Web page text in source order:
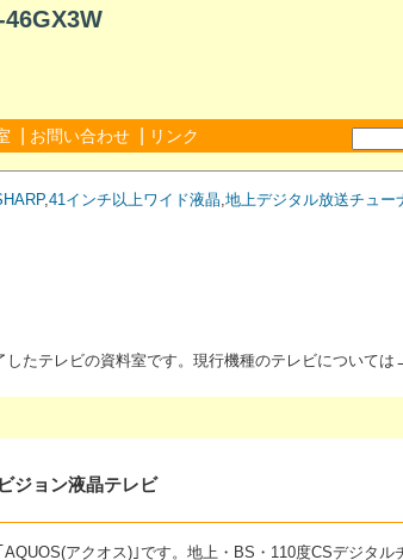
お問い合わせ リンク
,41インチ以上ワイド液晶,地上デジタル放送チュー
たテレビの資料室です。現行機種のテレビについては
ジョン液晶テレビ
アクオス)｣です。地上・BS・110度CSデジタ